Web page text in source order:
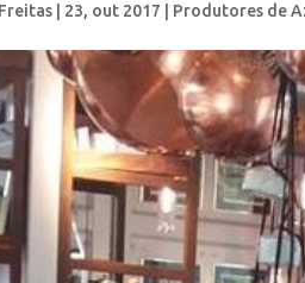
23, out 2017 Produtores de